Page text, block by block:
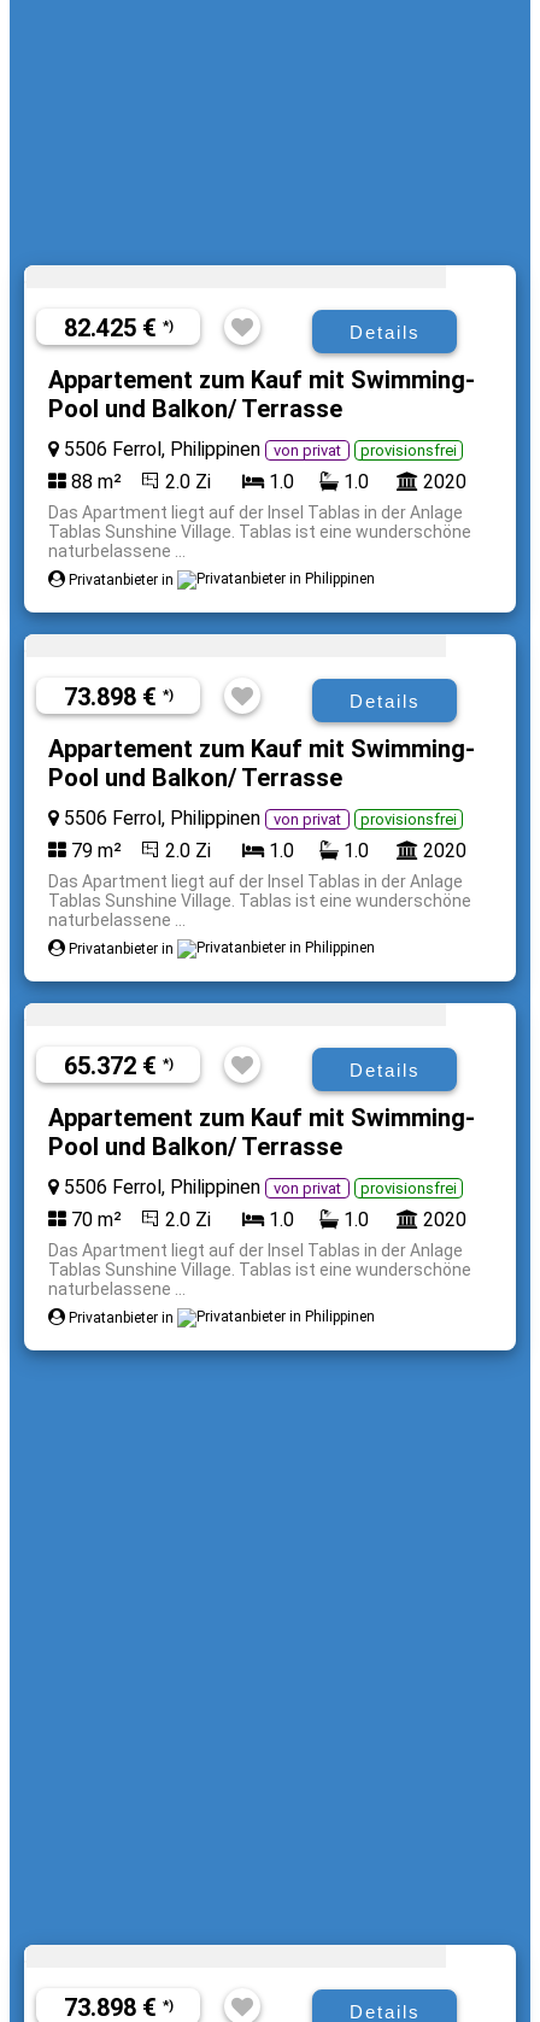
82.425 € *) Details
Appartement zum Kauf mit Swimming-
Pool und Balkon/ Terrasse
5506 Ferrol, Philippinen von privat provisionsfrei
88 m² 2.0 Zi 1.0 1.0 2020
Das Apartment liegt auf der Insel Tablas in der Anlage
Tablas Sunshine Village. Tablas ist eine wunderschöne
naturbelassene ...
Privatanbieter in
73.898 € *) Details
Appartement zum Kauf mit Swimming-
Pool und Balkon/ Terrasse
5506 Ferrol, Philippinen von privat provisionsfrei
79 m² 2.0 Zi 1.0 1.0 2020
Das Apartment liegt auf der Insel Tablas in der Anlage
Tablas Sunshine Village. Tablas ist eine wunderschöne
naturbelassene ...
Privatanbieter in
65.372 € *) Details
Appartement zum Kauf mit Swimming-
Pool und Balkon/ Terrasse
5506 Ferrol, Philippinen von privat provisionsfrei
70 m² 2.0 Zi 1.0 1.0 2020
Das Apartment liegt auf der Insel Tablas in der Anlage
Tablas Sunshine Village. Tablas ist eine wunderschöne
naturbelassene ...
Privatanbieter in
73.898 € *) Details